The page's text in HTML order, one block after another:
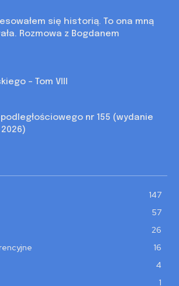
się historią. To ona mną
Rozmowa z Bogdanem
– Tom VIII
nr 155 (wydanie
147
57
26
16
4
1